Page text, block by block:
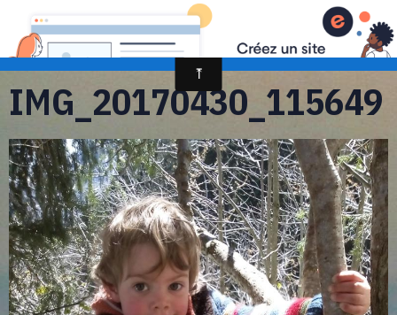
randonnée et découverte nature
IMG_20170430_115649